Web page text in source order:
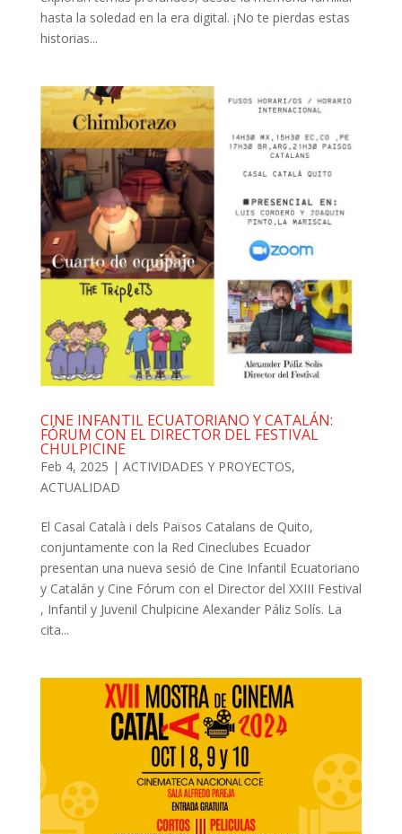
hasta la soledad en la era digital. ¡No te pierdas estas
historias...
CINE INFANTIL ECUATORIANO Y CATALÁN:
FÓRUM CON EL DIRECTOR DEL FESTIVAL
CHULPICINE
Feb 4, 2025 | ACTIVIDADES Y PROYECTOS,
ACTUALIDAD
El Casal Català i dels Països Catalans de Quito,
conjuntamente con la Red Cineclubes Ecuador
presentan una nueva sesió de Cine Infantil Ecuatoriano
y Catalán y Cine Fórum con el Director del XXIII Festival
, Infantil y Juvenil Chulpicine Alexander Páliz Solís. La
cita...